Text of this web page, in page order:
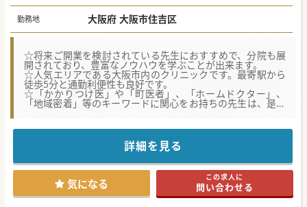
勤務地 大阪府 大阪市住吉区
☆将来ご開業を検討されている先生におすすめで、分院も展
開されており、豊富なノウハウを学ぶことが出来ます。
☆人気エリアである大阪市内のクリニックです。最寄駅から
徒歩5分と通勤利便性も良好です。
☆「かかりつけ医」や「町医者」、「ホームドクター」、
「地域密着」等のキーワードに関心をお持ちの先生は、是非
ともお問い合わせください。
★☆コンサルタントからのメッセージ★☆
◆ここ2～3年間で複数の分院を開院させている法人です。今
後は内視鏡センターや小児科センターの展開も予定されてい
ます。
◆理事長は、人への優しさや高いバイタリティーを感じさせ
るお人柄の先生で、世界的な著名人による講演会を配信する
プラットフォームにも登壇された実績がございます。
◆クリニックの理念である「関わる一人ひとりが生き生きと
詳細を見る
気になる この求人に
問い合わせる